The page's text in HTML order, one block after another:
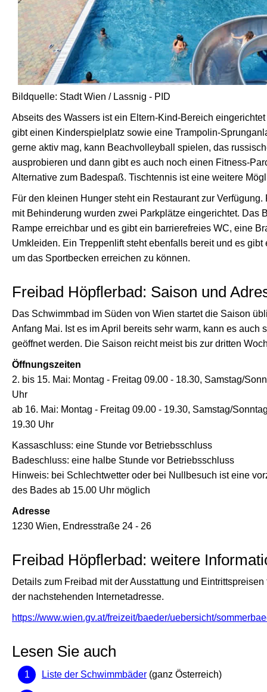
Bildquelle: Stadt Wien / Lassnig - PID
Abseits des Wassers ist ein Eltern-Kind-Bereich
gibt einen Kinderspielplatz sowie eine Trampolin-
gerne aktiv mag, kann Beachvolleyball spielen, das
ausprobieren und dann gibt es auch noch einen Fitness-
Alternative zum Badespaß. Tischtennis ist eine weitere
Für den kleinen Hunger steht ein Restaurant zur Verfügung.
mit Behinderung wurden zwei Parkplätze eingerichtet. Das
Rampe erreichbar und es gibt ein barrierefreies WC, eine
Umkleiden. Ein Treppenlift steht ebenfalls bereit und es gibt
um das Sportbecken erreichen zu können.
Freibad Höpflerbad: Saison und
Das Schwimmbad im Süden von Wien startet die Saison
Anfang Mai. Ist es im April bereits sehr warm, kann es auch
geöffnet werden. Die Saison reicht meist bis zur dritten
Öffnungszeiten
2. bis 15. Mai: Montag - Freitag 09.00 - 18.30, Samstag/
Uhr
ab 16. Mai: Montag - Freitag 09.00 - 19.30, Samstag/
19.30 Uhr
Kassaschluss: eine Stunde vor Betriebsschluss
Badeschluss: eine halbe Stunde vor Betriebsschluss
Hinweis: bei Schlechtwetter oder bei Nullbesuch ist eine
des Bades ab 15.00 Uhr möglich
Adresse
1230 Wien, Endresstraße 24 - 26
Freibad Höpflerbad: weitere
Details zum Freibad mit der Ausstattung und
der nachstehenden Internetadresse.
https://www.wien.gv.at/freizeit/baeder/uebersicht/
Lesen Sie auch
Liste der Schwimmbäder (ganz Österreich)